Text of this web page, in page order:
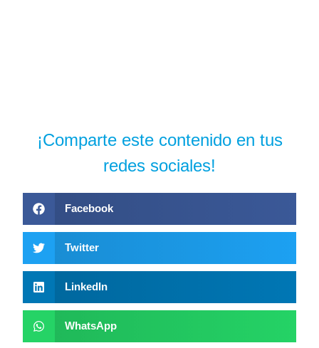
¡Comparte este contenido en tus
redes sociales!
Facebook
Twitter
LinkedIn
WhatsApp